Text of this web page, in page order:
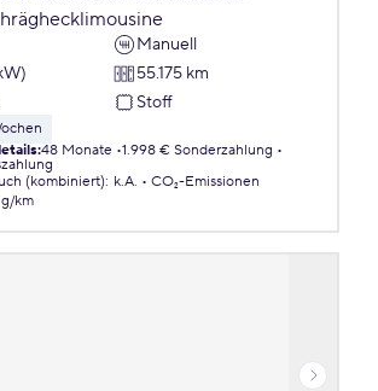
Manuell
55.175 km
Stoff
:48 Monate 1.998 € Sonderzahlung
(kombiniert): k.A.
CO₂-Emissionen
g/km